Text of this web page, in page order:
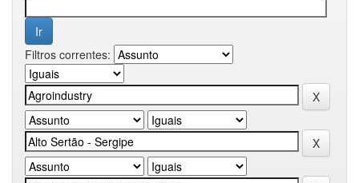
Filtros correntes: